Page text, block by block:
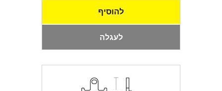
להוסיף
לעגלה